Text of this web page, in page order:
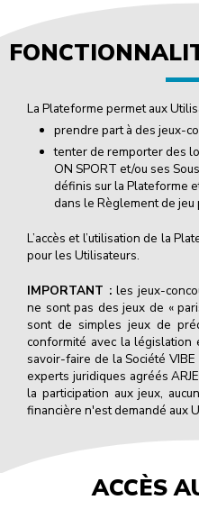
La Plateforme permet aux
prendre part à des jeux-
tenter de remporter des
ON SPORT et/ou ses
définis sur la Plateforme
dans le Règlement de jeu
L’accès et l’utilisation de la
pour les Utilisateurs.
IMPORTANT : les jeux-
ne sont pas des jeux de «
sont de simples jeux de
conformité avec la
savoir-faire de la Société
experts juridiques agréés
la participation aux jeux,
financière n'est demandé aux
ACCÈS